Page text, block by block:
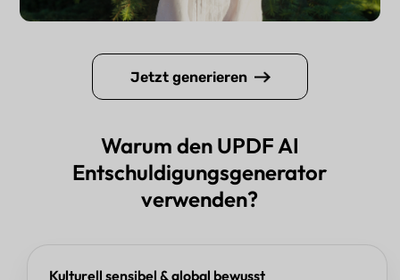
Jetzt generieren
Warum den UPDF AI
Entschuldigungsgenerator
verwenden?
Kulturell sensibel & global bewusst